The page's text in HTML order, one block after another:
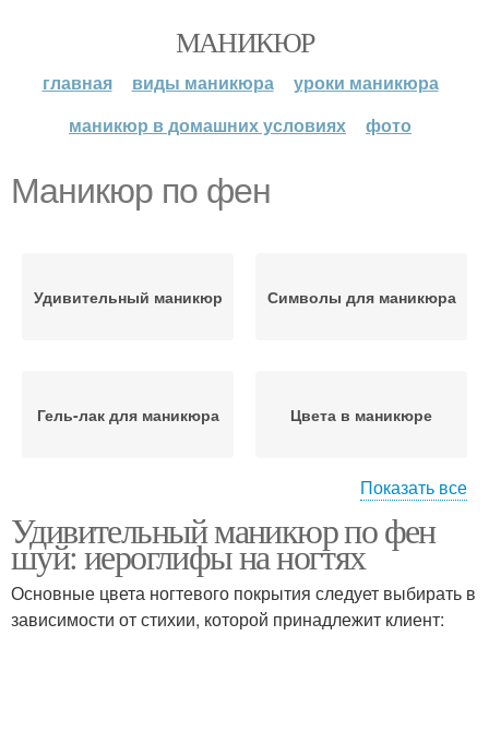
МАНИКЮР
главная виды маникюра
уроки маникюра
маникюр в домашних условиях
фото
Маникюр по фен
Удивительный маникюр Символы для маникюра
Гель-лак для маникюра Цвета в маникюре
Зона для маникюра Ногти к маникюру
Показать все
Удивительный маникюр по фен
шуй: иероглифы на ногтях
Основные цвета ногтевого покрытия следует выбирать в
зависимости от стихии, которой принадлежит клиент: